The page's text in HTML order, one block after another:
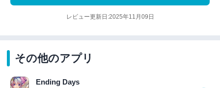
レビュー更新日:2025年11月09日
その他のアプリ
Ending Days